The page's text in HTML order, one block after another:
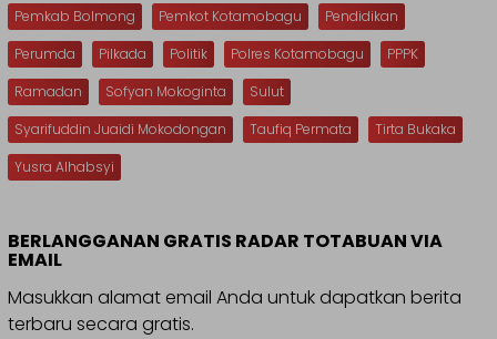
Pemkab Bolmong
Pemkot Kotamobagu
Pendidikan
Perumda
Pilkada Politik Polres Kotamobagu
PPPK
Ramadan
Sofyan Mokoginta
Sulut
Syarifuddin Juaidi Mokodongan
Taufiq Permata
Tirta Bukaka
Yusra Alhabsyi
BERLANGGANAN GRATIS RADAR TOTABUAN VIA
EMAIL
Masukkan alamat email Anda untuk dapatkan berita
terbaru secara gratis.